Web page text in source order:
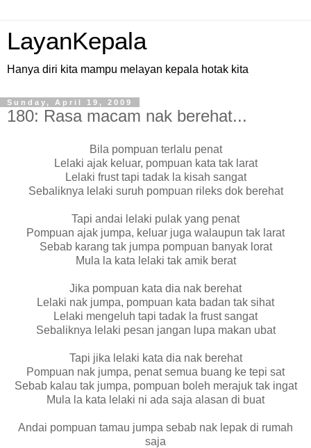
LayanKepala
Hanya diri kita mampu melayan kepala hotak kita
Sunday, April 19, 2009
180: Rasa macam nak berehat...
Bila pompuan terlalu penat
Lelaki ajak keluar, pompuan kata tak larat
Lelaki frust tapi tadak la kisah sangat
Sebaliknya lelaki suruh pompuan rileks dok berehat
Tapi andai lelaki pulak yang penat
Pompuan ajak jumpa, keluar juga walaupun tak larat
Sebab karang tak jumpa pompuan banyak lorat
Mula la kata lelaki tak amik berat
Jika pompuan kata dia nak berehat
Lelaki nak jumpa, pompuan kata badan tak sihat
Lelaki mengeluh tapi tadak la frust sangat
Sebaliknya lelaki pesan jangan lupa makan ubat
Tapi jika lelaki kata dia nak berehat
Pompuan nak jumpa, penat semua buang ke tepi sat
Sebab kalau tak jumpa, pompuan boleh merajuk tak ingat
Mula la kata lelaki ni ada saja alasan di buat
Andai pompuan tamau jumpa sebab nak lepak di rumah
saja